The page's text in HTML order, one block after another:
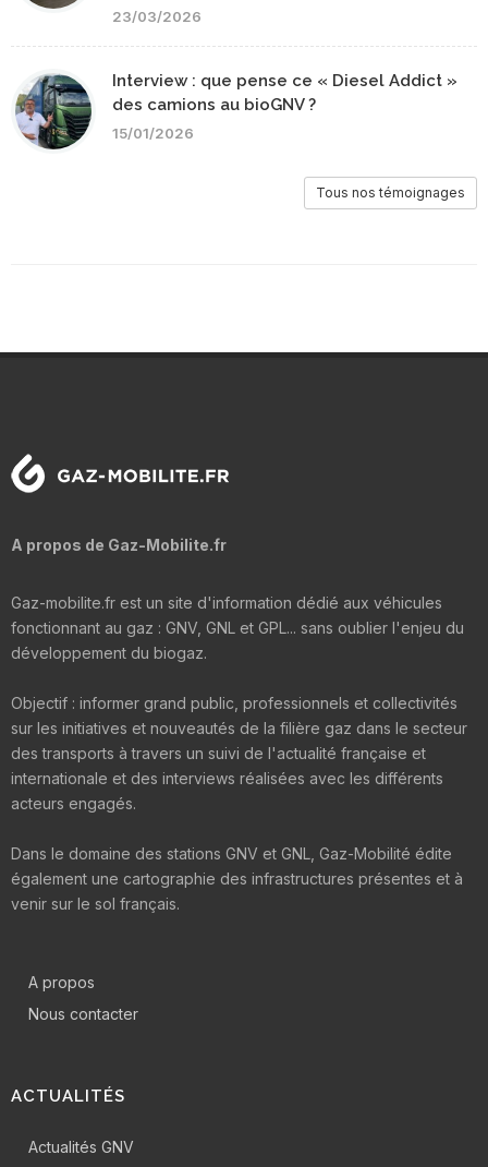
23/03/2026
Interview : que pense ce « Diesel Addict »
des camions au bioGNV ?
15/01/2026
Tous nos témoignages
A propos de Gaz-Mobilite.fr
Gaz-mobilite.fr est un site d'information dédié aux véhicules
fonctionnant au gaz : GNV, GNL et GPL... sans oublier l'enjeu du
développement du biogaz.
Objectif : informer grand public, professionnels et collectivités
sur les initiatives et nouveautés de la filière gaz dans le secteur
des transports à travers un suivi de l'actualité française et
internationale et des interviews réalisées avec les différents
acteurs engagés.
Dans le domaine des stations GNV et GNL, Gaz-Mobilité édite
également une cartographie des infrastructures présentes et à
venir sur le sol français.
A propos
Nous contacter
ACTUALITÉS
Actualités GNV